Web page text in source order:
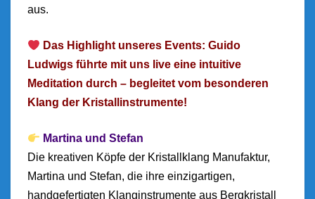
aus.
Das Highlight unseres Events: Guido
Ludwigs führte mit uns live eine intuitive
Meditation durch – begleitet vom besonderen
Klang der Kristallinstrumente!
Martina und Stefan
Die kreativen Köpfe der Kristallklang Manufaktur,
Martina und Stefan, die ihre einzigartigen,
handgefertigten Klanginstrumente aus Bergkristall